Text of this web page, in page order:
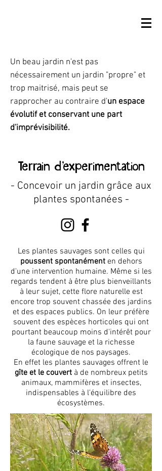
Un beau jardin n'est pas
nécessairement un jardin "propre" et
trop maitrisé, mais peut se
rapprocher au contraire d'un espace
évolutif et conservant une part
d'imprévisibilité.
Terrain d'experimentation
- Concevoir un jardin grâce aux
plantes spontanées -
Les plantes sauvages sont celles qui
poussent spontanémenten dehors
d'une intervention humaine. Même si les
regards tendent à être plus bienveillants
à leur sujet, cette flore naturelle est
encore trop souvent chassée des jardins
et des espaces publics. On leur préfère
souvent des espèces horticoles qui ont
pourtant beaucoup moins d'intérêt pour
la faune sauvage et la richesse
écologique de nos paysages.
En effet les plantes sauvages offrent le
gîte et le couvertà de nombreux petits
animaux, mammifères et insectes,
indispensables à l'équilibre des
écosystèmes.